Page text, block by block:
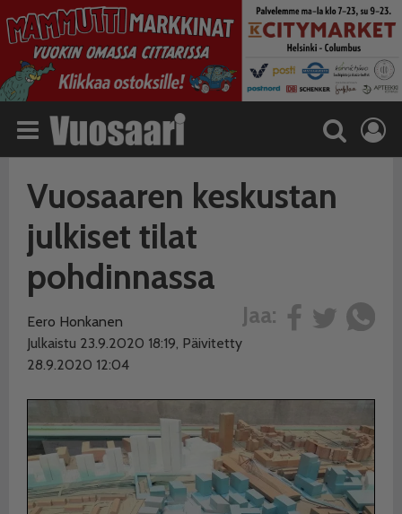
Vuosaaren keskustan
julkiset tilat
pohdinnassa
Jaa:
Eero Honkanen
Julkaistu 23.9.2020 18:19, Päivitetty
28.9.2020 12:04